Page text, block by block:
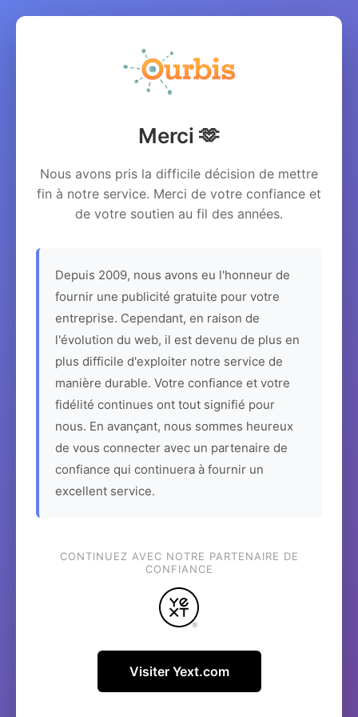
Merci 🫶
Nous avons pris la difficile décision de mettre
fin à notre service. Merci de votre confiance et
de votre soutien au fil des années.
Depuis 2009, nous avons eu l'honneur de
fournir une publicité gratuite pour votre
entreprise. Cependant, en raison de
l'évolution du web, il est devenu de plus en
plus difficile d'exploiter notre service de
manière durable. Votre confiance et votre
fidélité continues ont tout signifié pour
nous. En avançant, nous sommes heureux
de vous connecter avec un partenaire de
confiance qui continuera à fournir un
excellent service.
CONTINUEZ AVEC NOTRE PARTENAIRE DE
CONFIANCE
Visiter Yext.com